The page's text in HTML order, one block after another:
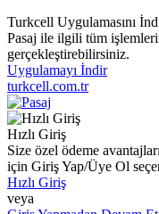
Turkcell Uygulamasını
Pasaj ile ilgili tüm
gerçekleştirebilirsiniz.
Uygulamayı İndir
turkcell.com.tr
Hızlı Giriş
Size özel ödeme
için Giriş Yap/Üye Ol
Hızlı Giriş
veya